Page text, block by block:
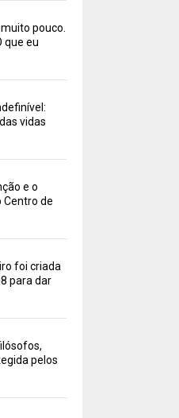
pouco.
que eu
vidas
e o
Centro de
foi criada
para dar
pelos